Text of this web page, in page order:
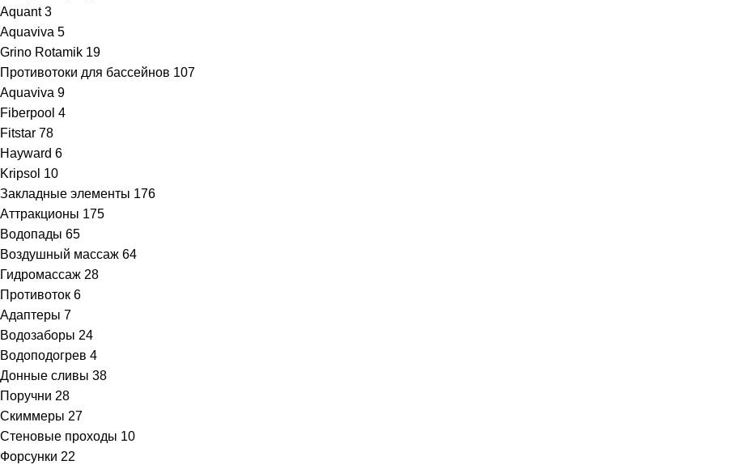
Aquant 3
Aquaviva 5
Grino Rotamik 19
Противотоки для бассейнов 107
Aquaviva 9
Fiberpool 4
Fitstar 78
Hayward 6
Kripsol 10
Закладные элементы 176
Аттракционы 175
Водопады 65
Воздушный массаж 64
Гидромассаж 28
Противоток 6
Адаптеры 7
Водозаборы 24
Водоподогрев 4
Донные сливы 38
Поручни 28
Скиммеры 27
Стеновые проходы 10
Форсунки 22